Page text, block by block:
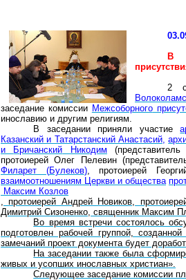
В
2
заседание комиссии Межсоборного
инославию и другим религиям.
В заседании приняли участие
Казанский и Татарстанский Анастасий,
и
Бричанский Никодим
протоиерей Олег Пелевин
Филарет (Булеков), протоиерей
взаимоотношениям Церкви и общества
Максим Козлов
, протоиерей Андрей Новиков,
Димитрий Сизоненко, священник Максим
Во время встречи состоялось
подготовлен рабочей группой,
замечаний проект документа будет
На заседании также была
живых и усопших инославных христиан».
Следующее заседание комиссии